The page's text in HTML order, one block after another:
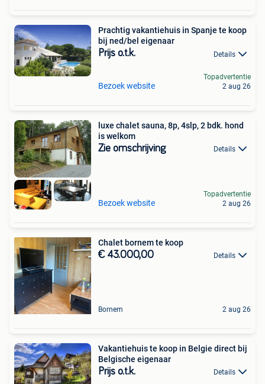
Prachtig vakantiehuis in Spanje te koop
bij ned/bel eigenaar
Prijs o.t.k. Details
Bezoek website
Topadvertentie
2 aug 26
luxe chalet sauna, 8p, 4slp, 2 bdk. hond
is welkom
Zie omschrijving Details
Bezoek website
Topadvertentie
2 aug 26
Chalet bornem te koop
€ 43.000,00 Details
Bornem 2 aug 26
Vakantiehuis te koop in Belgie direct bij
Belgische eigenaar
Prijs o.t.k. Details